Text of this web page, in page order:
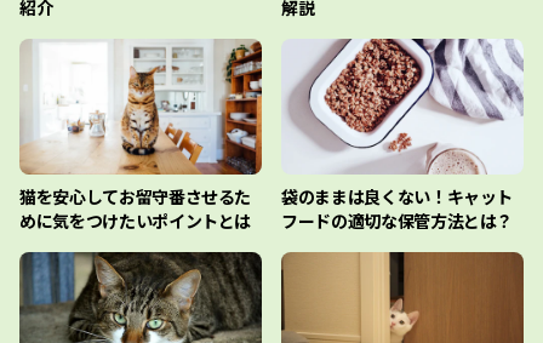
紹介 解説
猫を安心してお留守番させるた
めに気をつけたいポイントとは
袋のままは良くない！キャット
フードの適切な保管方法とは？